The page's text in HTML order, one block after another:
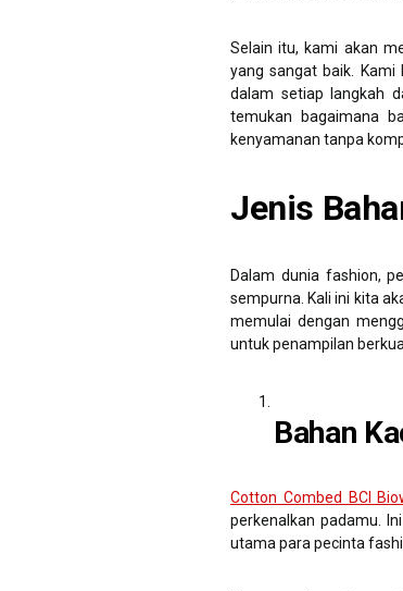
Selain itu, kami akan
yang sangat baik. Kami
dalam setiap langkah
temukan bagaimana
kenyamanan tanpa
Jenis
Dalam dunia fashion,
sempurna. Kali ini kita
memulai dengan
untuk penampilan
Bahan
Cotton Combed BCI
perkenalkan padamu.
utama para pecinta